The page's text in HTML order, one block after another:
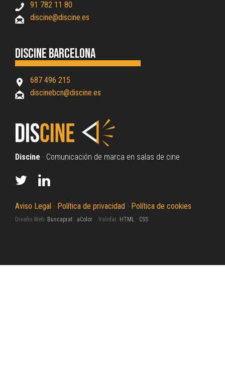
91 782 11 80
discine@discine.es
Discine Barcelona
687 496 215
discinebcn@discine.es
Discine · Comunicación de marca en salas de cine
Aviso Legal · Política de privacidad · Política de cookies
Diseño Web: Buscaprat · aColor Validar: HTML · CSS